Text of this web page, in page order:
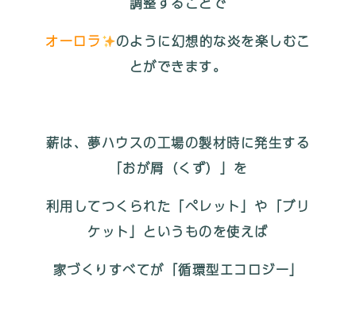
オーロラ
のように幻想的な炎を楽しむこ
とができます。
薪は、夢ハウスの工場の製材時に発生する
「おが屑（くず）」を
利用してつくられた「ペレット」や「ブリ
ケット」というものを使えば
家づくりすべてが「循環型エコロジー」